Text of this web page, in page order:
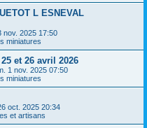
L ESNEVAL
nov. 2025 17:50
miniatures
et 26 avril 2026
1 nov. 2025 07:50
miniatures
oct. 2025 20:34
et artisans